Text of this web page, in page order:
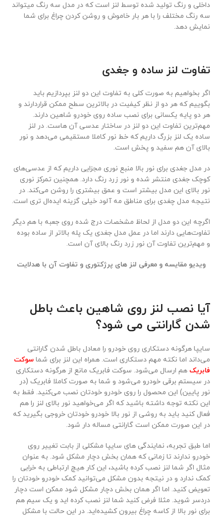
داخلی و رنگ تولید شده توسط لنز است که در مدل سه رنگ میتواند
سه رنگ مختلف را با هر بار خاموش و روشن کردن چراغ برای شما
نمایش دهد.
تفاوت لنز ساده و جغدی
اگر بخواهیم به صورت کلی به تفاوت این دو لنز بپردازیم باید
بگوییم که هر دو از نظر کیفیت در بالاترین سطح ممکن قراردارند و
هر دو پایه یکسانی برای نصب ساده روی خودرو شاهین دارند.
مهم‌ترین تفاوت این دو لنز در ساختار عدسی آن هاست. در لنز
ساده یک لنز بزرگ داریم که خط نور کاملا مستقیمی می‌دهد و نور
بالای آن هم سفید و پخش است.
در مدل جغدی برای نور بالا منبع نوری مجزایی داریم که از عدسی‌های
کوچک جغدی منتشر شده و نور زرد رنگ دارد. همچنین تمرکز نوری
نور بالای این مدل بیشتر است و عمق بیشتری را روشن می‌کند. در
نتیجه مدل چغدی برای مناطق مه آلود خیلی گزینه ایده‌ال تری است.
اگرچه این دو مدل از لحاظ مشخصات درج شده روی جعبه با هم دیگر
تفاوت‌هایی دارند اما در عمل مدل جغدی یک پله بالاتر از ساده بوده
و مهم‌ترین تفاوت آن نور زرد رنگ بالای آن است.
ویدیو مقایسه و معرفی لنز های پرژکتوری و تفاوت آن با هدلایت
آیا نصب لنز روی شاهین باعث باطل
شدن گارانتی می شود؟
سایپا هرگونه دستکاری روی خودرو را معادل باطل شدن گارانتی
می‌داند اما نکته مهم دستکاری است. همراه این لنز برای شما سوکت
فابریک هم ارسال می‌شود. سوکت فابریک مانع از هرگونه دستکاری
در سیستم برقی خودرو می‌شود و شما به صورت کاملا فابریک (در
نور پایین) این محصول را روی خودرو خودتان نصب می‌کنید. فقط به
این نکته توجه داشته باشید که اگر می‌خواهید نور بالای لنز را هم
فعال کنید باید به روشی از نور بالا خودرو خودتان خروجی بگیرید که
در این صورت ممکن است گارانتی مساله دار شود.
اما طبق تجربه، نمایندگی های سایپا مشکلی از بابت تغییر روی
خودرو ندارند تا زمانی که همان بخش دچار مشکل شود. به عنوان
مثال اگر شما لنز نصب کرده باشید، این کار هیچ ارتباطی به خرابی
کمک ندارد و در نیتجه بدون مشکل می‌توانید کمک خودرو خودتان را
تعویض کنید. اما اگر همان بخش دچار مشکل شود ممکن است دچار
دردسر شوید. مثلا فرض کنید شما لنز نصب کرده اید و یک سیم هم
برای نور بالا از کاسه چراغ بیرون کشیده‌اید. در این حالت با مشکل